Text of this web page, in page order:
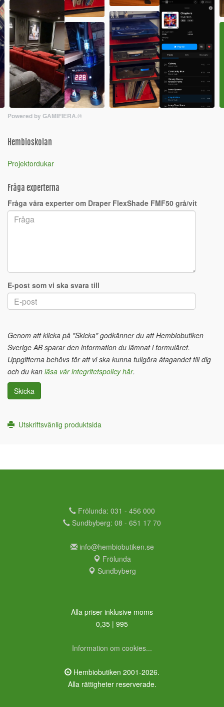
Powered by GAMIFIERA.®
Hembioskolan
Projektordukar
Fråga experterna
Fråga våra experter om Draper FlexShade FMF50 grå/vit
E-post som vi ska svara till
Genom att klicka på "Skicka" godkänner du att Hembiobutiken
Sverige AB sparar den information du lämnat i formuläret.
Uppgifterna behövs för att vi ska kunna fullgöra åtagandet till dig
och du kan läsa vår integritetspolicy här.
Skicka
Utskriftsvänlig produktsida
Frölunda: 031 - 456 000
Sundbyberg: 08 - 651 17 70
info@hembiobutiken.se
Frölunda
Sundbyberg
Alla priser inklusive moms
0,35 | 995
Information om cookies...
Hembiobutiken 2001-2026.
Alla rättigheter reserverade.